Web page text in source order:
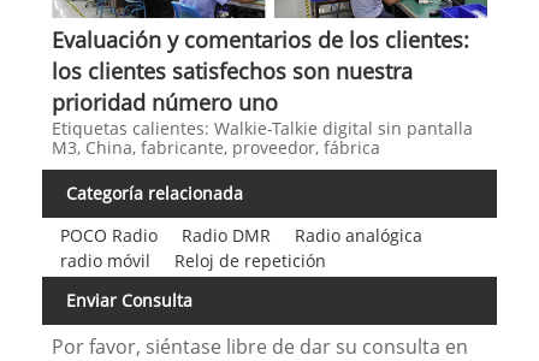
Evaluación y comentarios de los clientes:
los clientes satisfechos son nuestra
prioridad número uno
Etiquetas calientes: Walkie-Talkie digital sin pantalla
M3, China, fabricante, proveedor, fábrica
Categoría relacionada
POCO Radio
Radio DMR
Radio analógica
radio móvil
Reloj de repetición
Enviar Consulta
Por favor, siéntase libre de dar su consulta en